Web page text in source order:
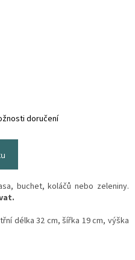
doručení
buchet, koláčů nebo zeleniny.
délka 32 cm, šířka 19 cm, výška